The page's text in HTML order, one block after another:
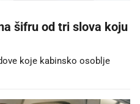
šifru od tri slova koju
koje kabinsko osoblje